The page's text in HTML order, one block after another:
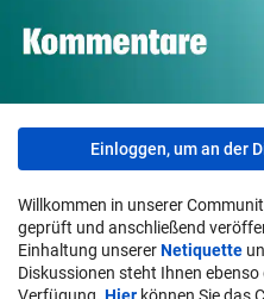
Einloggen, um an der
Willkommen in unserer
geprüft und anschließend
Einhaltung unsererNetiquette
Diskussionen steht Ihnen ebenso
Verfügung. Hier können Sie das